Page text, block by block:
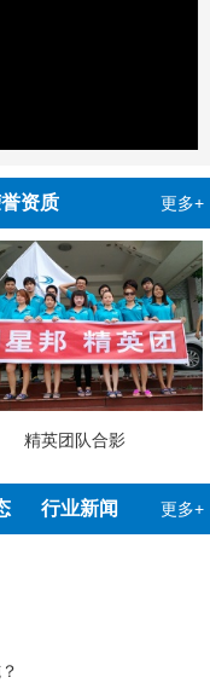
资质 更多+
精英团队合影
行业新闻 更多+